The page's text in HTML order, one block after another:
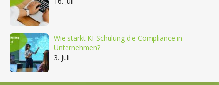
Wie stärkt KI-Schulung die Compliance in
Unternehmen?
3. Juli